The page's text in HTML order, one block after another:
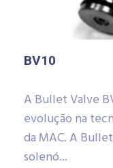
BV10
A Bullet Valve
evolução na
da MAC. A
solenó...